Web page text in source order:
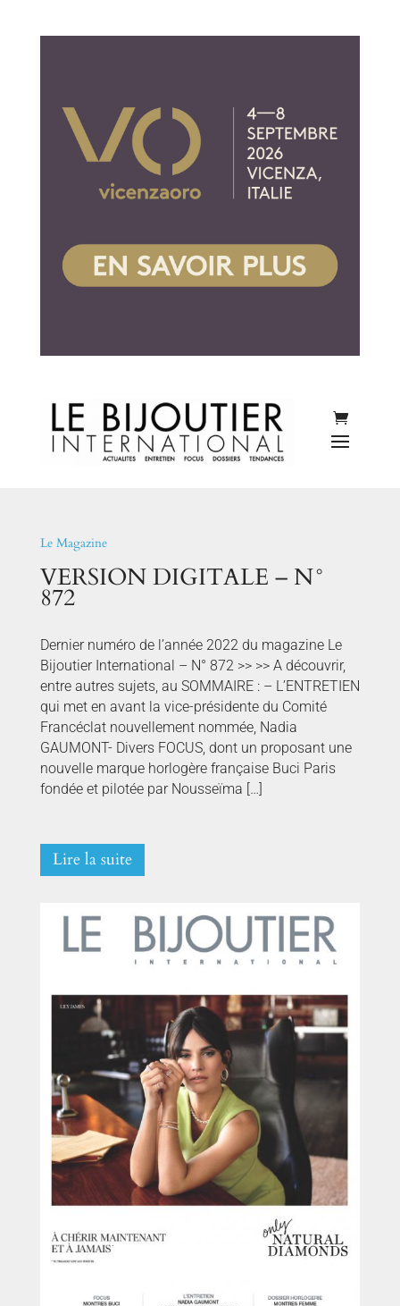
Le Magazine
VERSION DIGITALE – N°
872
Dernier numéro de l’année 2022 du magazine Le
Bijoutier International – N° 872 >> >> A découvrir,
entre autres sujets, au SOMMAIRE : – L’ENTRETIEN
qui met en avant la vice-présidente du Comité
Francéclat nouvellement nommée, Nadia
GAUMONT- Divers FOCUS, dont un proposant une
nouvelle marque horlogère française Buci Paris
fondée et pilotée par Nousseïma […]
Lire la suite